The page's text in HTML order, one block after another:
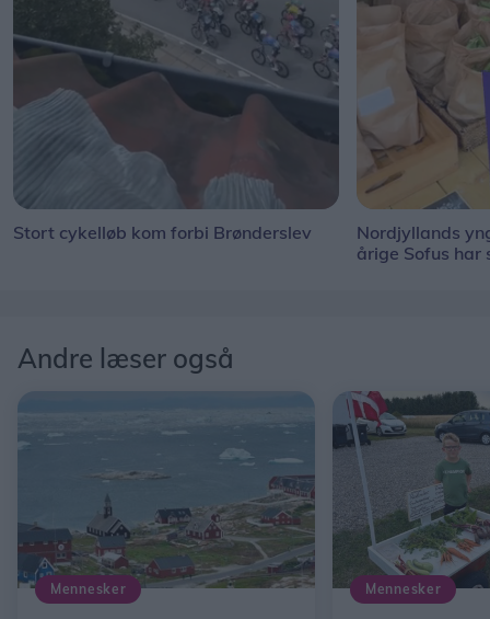
Stort cykelløb kom forbi Brønderslev
Nordjyllands
årige Sofus har
Andre læser også
Mennesker Mennesker